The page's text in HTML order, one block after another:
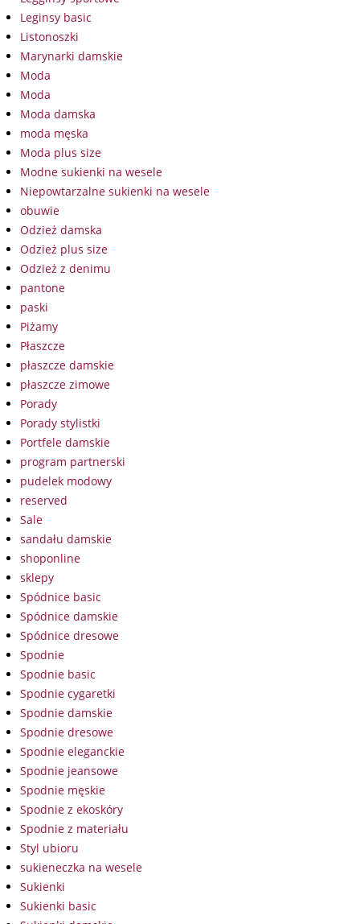
Leginsy basic
Listonoszki
Marynarki damskie
Moda
Moda
Moda damska
moda męska
Moda plus size
Modne sukienki na wesele
Niepowtarzalne sukienki na wesele
obuwie
Odzież damska
Odzież plus size
Odzież z denimu
pantone
paski
Piżamy
Płaszcze
płaszcze damskie
płaszcze zimowe
Porady
Porady stylistki
Portfele damskie
program partnerski
pudelek modowy
reserved
Sale
sandału damskie
shoponline
sklepy
Spódnice basic
Spódnice damskie
Spódnice dresowe
Spodnie
Spodnie basic
Spodnie cygaretki
Spodnie damskie
Spodnie dresowe
Spodnie eleganckie
Spodnie jeansowe
Spodnie męskie
Spodnie z ekoskóry
Spodnie z materiału
Styl ubioru
sukieneczka na wesele
Sukienki
Sukienki basic